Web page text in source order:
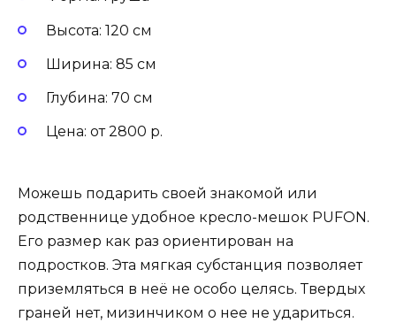
Высота: 120 см
Ширина: 85 см
Глубина: 70 см
Цена: от 2800 р.
Можешь подарить своей знакомой или
родственнице удобное кресло-мешок PUFON.
Его размер как раз ориентирован на
подростков. Эта мягкая субстанция позволяет
приземляться в неё не особо целясь. Твердых
граней нет, мизинчиком о нее не удариться.